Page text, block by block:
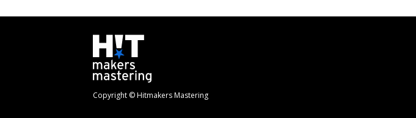
Copyright © Hitmakers Mastering